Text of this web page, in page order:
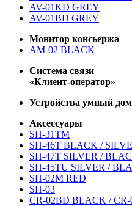
AV-01KD GREY
AV-01BD GREY
Монитор консьержа
AM-02 BLACK
Система связи
«Клиент-оператор»
Устройства умный дом
Аксессуары
SH-31TM
SH-46T BLACK /
SH-47T SILVER /
SH-45TU SILVER /
SH-02M RED
SH-03
CR-02BD BLACK / CR-